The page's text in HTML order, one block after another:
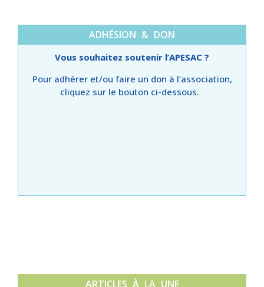
ADHÉSION & DON
Vous souhaitez soutenir l’APESAC ?
Pour adhérer et/ou faire un don à l’association,
cliquez sur le bouton ci-dessous.
ARTICLES À LA UNE